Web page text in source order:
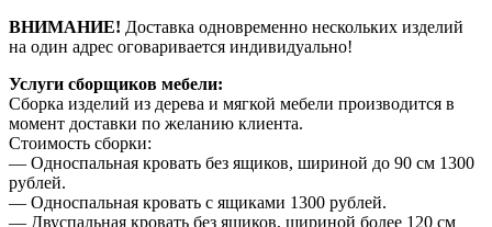
ВНИМАНИЕ! Доставка одновременно нескольких изделий
на один адрес оговаривается индивидуально!
Услуги сборщиков мебели:
Сборка изделий из дерева и мягкой мебели производится в
момент доставки по желанию клиента.
Стоимость сборки:
— Односпальная кровать без ящиков, шириной до 90 см 1300
рублей.
— Односпальная кровать с ящиками 1300 рублей.
— Двуспальная кровать без ящиков, шириной более 120 см